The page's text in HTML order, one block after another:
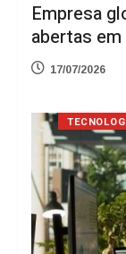
Empresa
abertas em
17/07/2026